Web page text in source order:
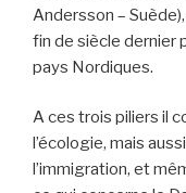
Andersson –
fin de siècle dernier
pays Nordiques.
A ces trois piliers il
l’écologie, mais
l’immigration, et